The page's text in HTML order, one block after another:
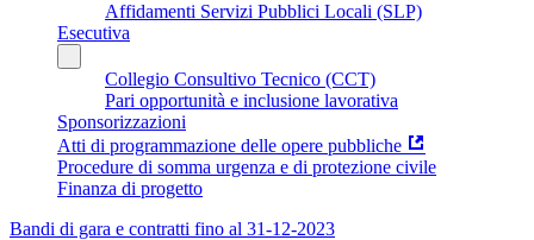
Affidamenti Servizi Pubblici Locali (SLP)
Esecutiva
Collegio Consultivo Tecnico (CCT)
Pari opportunità e inclusione lavorativa
Sponsorizzazioni
Atti di programmazione delle opere pubbliche
Procedure di somma urgenza e di protezione civile
Finanza di progetto
Bandi di gara e contratti fino al 31-12-2023